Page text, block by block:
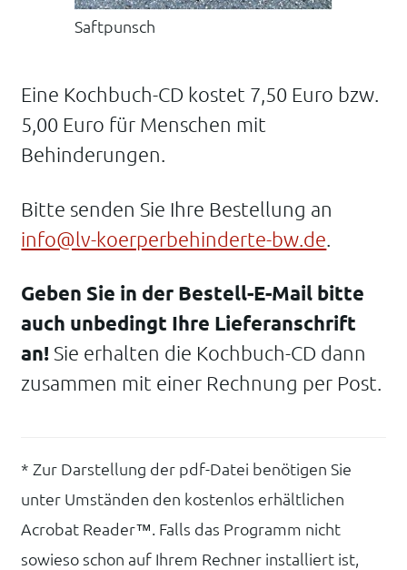
Saftpunsch
Eine Kochbuch-CD kostet 7,50 Euro bzw.
5,00 Euro für Menschen mit
Behinderungen.
Bitte senden Sie Ihre Bestellung an
info@lv-koerperbehinderte-bw.de
Geben Sie in der Bestell-E-Mail bitte
auch unbedingt Ihre Lieferanschrift
an! Sie erhalten die Kochbuch-CD dann
zusammen mit einer Rechnung per Post.
* Zur Darstellung der pdf-Datei benötigen Sie
unter Umständen den kostenlos erhältlichen
Acrobat Reader™. Falls das Programm nicht
sowieso schon auf Ihrem Rechner installiert ist,